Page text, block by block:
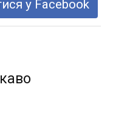
у Facebook